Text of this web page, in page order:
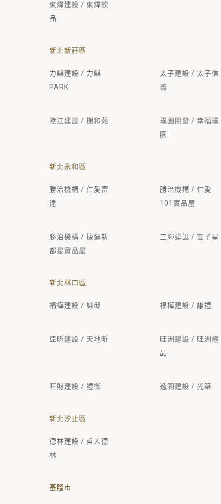
東煒建設 / 東煒欽
品
新北新莊區
力麒建設 / 力麒
PARK
太子建設 / 太子信
義
陸江建設 / 樹和苑
璞園開發 / 幸福璞
園
新北永和區
勝治機構 / 仁愛富
達
勝治機構 / 仁愛
101實品屋
勝治機構 / 捷運新
都星實品屋
三輝建設 / 雙子星
新北林口區
福樺建設 / 謙邸 福樺建設 / 謙禮
亞昕建設 / 天地昕
旺洲建設 / 旺洲極
品
旺財建設 / 禮御 逸園建設 / 光築
新北汐止區
德林建設 / 哲人德
林
基隆市